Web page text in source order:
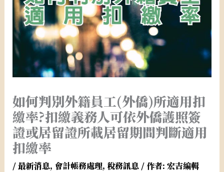
如何判別外籍員工(外僑)所適用扣
繳率?扣繳義務人可依外僑護照簽
證或居留證所載居留期間判斷適用
扣繳率
/最新消息, 會計帳務處理, 稅務訊息/ 作者: 宏吉編輯